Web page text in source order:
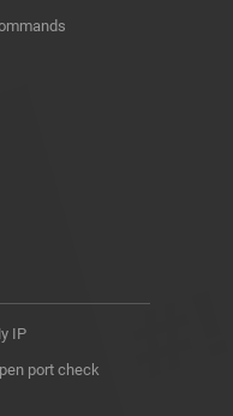
IP
port check